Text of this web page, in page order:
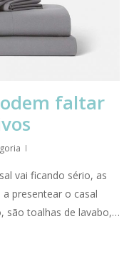
faltar
vai ficando sério, as
presentear o casal
são toalhas de lavabo,…